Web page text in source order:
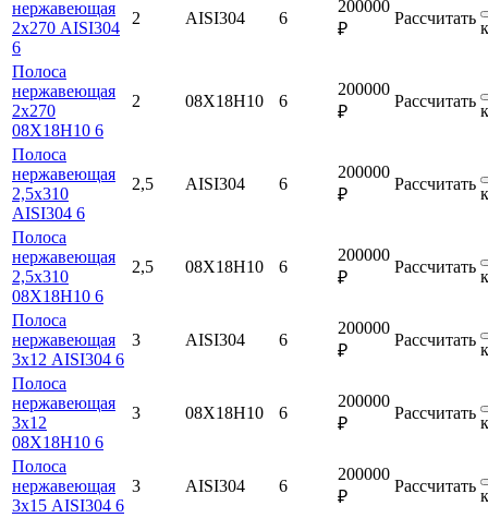
нержавеющая
2х270 AISI304
6
2 AISI304 6
200000
₽
Рассчитать
Полоса
нержавеющая
2х270
08Х18Н10 6
2 08Х18Н10 6
200000
₽
Рассчитать
Полоса
нержавеющая
2,5х310
AISI304 6
2,5 AISI304 6
200000
₽
Рассчитать
Полоса
нержавеющая
2,5х310
08Х18Н10 6
2,5 08Х18Н10 6
200000
₽
Рассчитать
Полоса
нержавеющая
3х12 AISI304 6
3 AISI304 6
200000
₽
Рассчитать
Полоса
нержавеющая
3х12
08Х18Н10 6
3 08Х18Н10 6
200000
₽
Рассчитать
Полоса
нержавеющая
3х15 AISI304 6
3 AISI304 6
200000
₽
Рассчитать